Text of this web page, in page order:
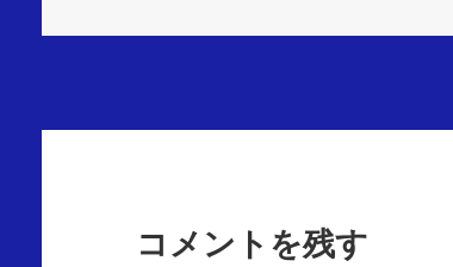
コメントを残す